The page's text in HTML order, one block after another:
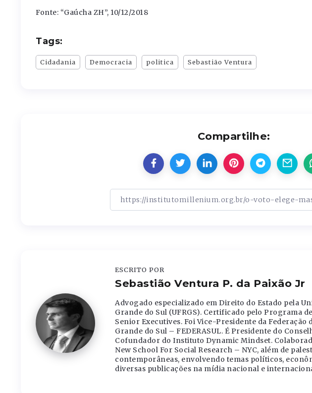
Fonte: “Gaúcha ZH”, 10/12/2018
Tags:
Cidadania Democracia politica Sebastião Ventura
Compartilhe:
ESCRITO POR
Sebastião Ventura P. da Paixão Jr
Advogado especializado em Direito do Estado pela
Grande do Sul (UFRGS). Certificado pelo Programa
Senior Executives. Foi Vice-Presidente da Federação
Grande do Sul – FEDERASUL. É Presidente do
Cofundador do Instituto Dynamic Mindset.
New School For Social Research – NYC, além de
contemporâneas, envolvendo temas políticos,
diversas publicações na mídia nacional e